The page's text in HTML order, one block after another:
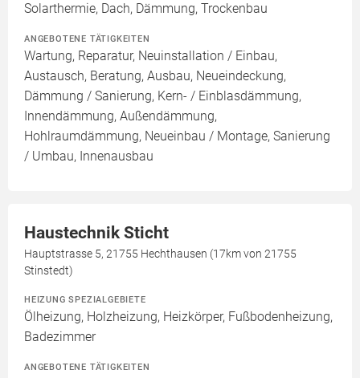
Solarthermie, Dach, Dämmung, Trockenbau
ANGEBOTENE TÄTIGKEITEN
Wartung, Reparatur, Neuinstallation / Einbau,
Austausch, Beratung, Ausbau, Neueindeckung,
Dämmung / Sanierung, Kern- / Einblasdämmung,
Innendämmung, Außendämmung,
Hohlraumdämmung, Neueinbau / Montage, Sanierung
/ Umbau, Innenausbau
Haustechnik Sticht
Hauptstrasse 5, 21755 Hechthausen (17km von 21755
Stinstedt)
HEIZUNG SPEZIALGEBIETE
Ölheizung, Holzheizung, Heizkörper, Fußbodenheizung,
Badezimmer
ANGEBOTENE TÄTIGKEITEN